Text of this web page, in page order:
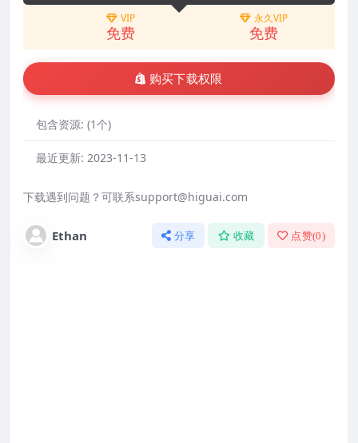
VIP
免费
永久VIP
免费
购买下载权限
包含资源: (1个)
最近更新: 2023-11-13
下载遇到问题？可联系support@higuai.com
Ethan 分享 收藏 点赞(0)